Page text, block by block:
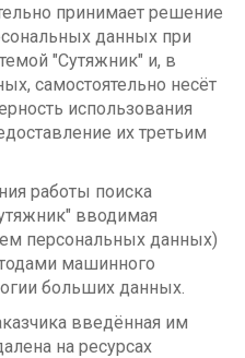
принимает решение
данных при
"Сутяжник" и, в
самостоятельно несёт
использования
их третьим
работы поиска
вводимая
персональных данных)
машинного
больших данных.
введённая им
на ресурсах